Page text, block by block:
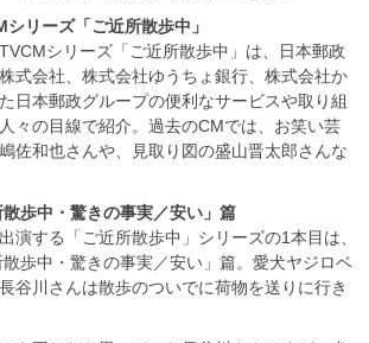
シリーズ「ご近所散歩中」
シリーズ「ご近所散歩中」は、日本郵政
式会社、株式会社ゆうちょ銀行、株式会社か
日本郵政グループの便利なサービスや取り組
々の目線で紹介。過去のCMでは、お笑い芸
佐和也さんや、見取り図の盛山晋太郎さんな
散歩中・驚きの事実／安い」篇
演する「ご近所散歩中」シリーズの1本目は、
散歩中・驚きの事実／安い」篇。愛犬ヤジロベ
谷川さんは散歩のついでに荷物を送りに行き